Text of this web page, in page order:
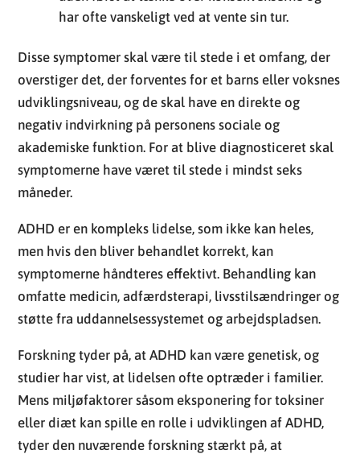
har ofte vanskeligt ved at vente sin tur.
Disse symptomer skal være til stede i et omfang, der
overstiger det, der forventes for et barns eller voksnes
udviklingsniveau, og de skal have en direkte og
negativ indvirkning på personens sociale og
akademiske funktion. For at blive diagnosticeret skal
symptomerne have været til stede i mindst seks
måneder.
ADHD er en kompleks lidelse, som ikke kan heles,
men hvis den bliver behandlet korrekt, kan
symptomerne håndteres effektivt. Behandling kan
omfatte medicin, adfærdsterapi, livsstilsændringer og
støtte fra uddannelsessystemet og arbejdspladsen.
Forskning tyder på, at ADHD kan være genetisk, og
studier har vist, at lidelsen ofte optræder i familier.
Mens miljøfaktorer såsom eksponering for toksiner
eller diæt kan spille en rolle i udviklingen af ADHD,
tyder den nuværende forskning stærkt på, at